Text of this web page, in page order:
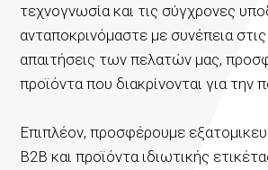
τεχνογνωσία και τις σύγχρονες
ανταποκρινόμαστε με συνέπεια
απαιτήσεις των πελατών μας,
προϊόντα που διακρίνονται για την
Επιπλέον, προσφέρουμε
B2B και προϊόντα ιδιωτικής